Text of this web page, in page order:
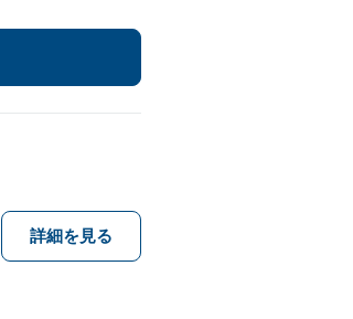
詳細を見る